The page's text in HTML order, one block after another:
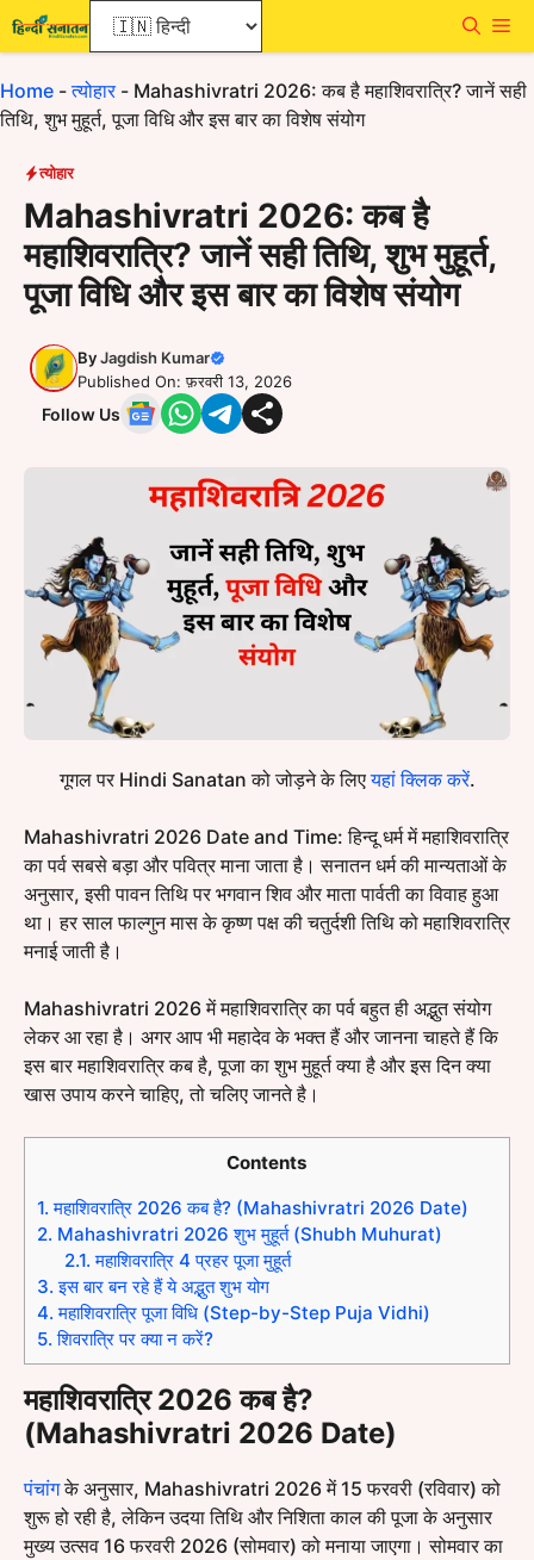
Skip
to
Home -त्योहार- Mahashivratri 2026: कब है महाशिवरात्रि? जानें सही
तिथि, शुभ मुहूर्त, पूजा विधि और इस बार का विशेष संयोग
त्योहार
Mahashivratri 2026: कब है
महाशिवरात्रि? जानें सही तिथि, शुभ मुहूर्त,
पूजा विधि और इस बार का विशेष संयोग
ByJagdish Kumar
Published On: फ़रवरी 13, 2026
Follow Us
गूगल पर Hindi Sanatan को जोड़ने के लिएयहां क्लिक करें.
Mahashivratri 2026 Date and Time: हिन्दू धर्म में महाशिवरात्रि
का पर्व सबसे बड़ा और पवित्र माना जाता है। सनातन धर्म की मान्यताओं के
अनुसार, इसी पावन तिथि पर भगवान शिव और माता पार्वती का विवाह हुआ
था। हर साल फाल्गुन मास के कृष्ण पक्ष की चतुर्दशी तिथि को महाशिवरात्रि
मनाई जाती है।
Mahashivratri 2026 में महाशिवरात्रि का पर्व बहुत ही अद्भुत संयोग
लेकर आ रहा है। अगर आप भी महादेव के भक्त हैं और जानना चाहते हैं कि
इस बार महाशिवरात्रि कब है, पूजा का शुभ मुहूर्त क्या है और इस दिन क्या
खास उपाय करने चाहिए, तो चलिए जानते है।
Contents
1. महाशिवरात्रि 2026 कब है? (Mahashivratri 2026 Date)
2. Mahashivratri 2026 शुभ मुहूर्त (Shubh Muhurat)
2.1. महाशिवरात्रि 4 प्रहर पूजा मुहूर्त
3. इस बार बन रहे हैं ये अद्भुत शुभ योग
4. महाशिवरात्रि पूजा विधि (Step-by-Step Puja Vidhi)
5. शिवरात्रि पर क्या न करें?
महाशिवरात्रि 2026 कब है?
(Mahashivratri 2026 Date)
पंचांगके अनुसार, Mahashivratri 2026 में 15 फरवरी (रविवार) को
शुरू हो रही है, लेकिन उदया तिथि और निशिता काल की पूजा के अनुसार
मुख्य उत्सव 16 फरवरी 2026 (सोमवार) को मनाया जाएगा। सोमवार का